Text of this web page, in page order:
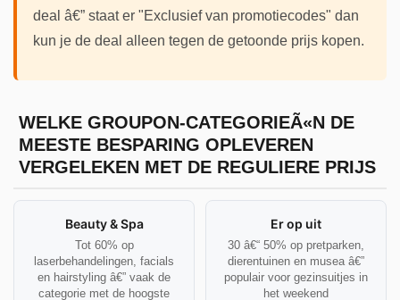
deal â€” staat er "Exclusief van promotiecodes" dan
kun je de deal alleen tegen de getoonde prijs kopen.
WELKE GROUPON-CATEGORIEÃ«N DE
MEESTE BESPARING OPLEVEREN
VERGELEKEN MET DE REGULIERE PRIJS
Beauty & Spa
Tot 60% op
laserbehandelingen, facials
en hairstyling â€” vaak de
categorie met de hoogste
Er op uit
30 â€“ 50% op pretparken,
dierentuinen en musea â€”
populair voor gezinsuitjes in
het weekend